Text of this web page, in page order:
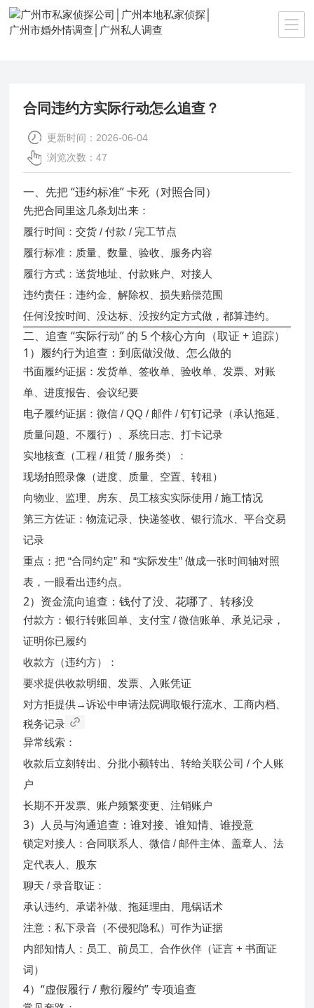
首页
合同违约方实际行动怎么追查？
更新时间：2026-06-04
浏览次数：47
一、先把 “违约标准” 卡死（对照合同）
先把合同里这几条划出来：
履行时间：交货 / 付款 / 完工节点
履行标准：质量、数量、验收、服务内容
履行方式：送货地址、付款账户、对接人
违约责任：违约金、解除权、损失赔偿范围
任何没按时间、没达标、没按约定方式做 ，都算违约。
二、追查 “实际行动” 的 5 个核心方向（取证 + 追踪）
1）履约行为追查：到底做没做、怎么做的
书面履约证据：发货单、签收单、验收单、发票、对账
单、进度报告、会议纪要
电子履约证据：微信 / QQ / 邮件 / 钉钉记录（承认拖延、
质量问题、不履行）、系统日志、打卡记录
实地核查（工程 / 租赁 / 服务类）：
现场拍照录像（进度、质量、空置、转租）
向物业、监理、房东、员工核实实际使用 / 施工情况
第三方佐证：物流记录、快递签收、银行流水、平台交易
记录
重点 ：把 “合同约定” 和 “实际发生” 做成一张时间轴对照
表 ，一眼看出违约点。
2）资金流向追查：钱付了没、花哪了、转移没
付款方：银行转账回单、支付宝 / 微信账单、承兑记录，
证明你已履约
收款方（违约方）：
要求提供收款明细、发票、入账凭证
对方拒提供→诉讼中申请法院调取银行流水、工商内档、
税务记录
异常线索：
收款后立刻转出、分批小额转出、转给关联公司 / 个人账
户
长期不开发票、账户频繁变更、注销账户
3）人员与沟通追查：谁对接、谁知情、谁授意
锁定对接人：合同联系人、微信 / 邮件主体、盖章人、法
定代表人、股东
聊天 / 录音取证：
承认违约、承诺补做、拖延理由、甩锅话术
注意：私下录音（不侵犯隐私）可作为证据
内部知情人：员工、前员工、合作伙伴（证言 + 书面证
词）
4）“虚假履行 / 敷衍履约” 专项追查